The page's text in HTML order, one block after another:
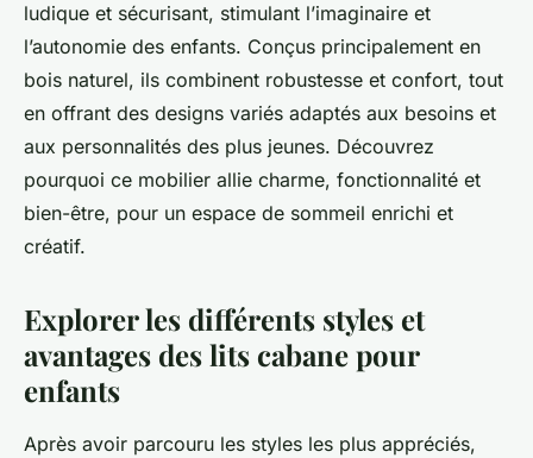
ludique et sécurisant, stimulant l’imaginaire et
l’autonomie des enfants. Conçus principalement en
bois naturel, ils combinent robustesse et confort, tout
en offrant des designs variés adaptés aux besoins et
aux personnalités des plus jeunes. Découvrez
pourquoi ce mobilier allie charme, fonctionnalité et
bien-être, pour un espace de sommeil enrichi et
créatif.
Explorer les différents styles et
avantages des lits cabane pour
enfants
Après avoir parcouru les styles les plus appréciés,